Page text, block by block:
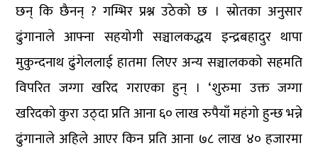
छन् कि छैनन् ? गम्भिर प्रश्न उठेको छ । स्रोतका अनुसार
ढुंगानाले आफ्ना सहयोगी सञ्चालकद्धय इन्द्रबहादुर थापा
मुकुन्दनाथ ढुंगेललाई हातमा लिएर अन्य सञ्चालकको सहमति
विपरित जग्गा खरिद गराएका हुन् । ‘शुरुमा उक्त जग्गा
खरिदको कुरा उठ्दा प्रति आना ६० लाख रुपैयाँ महंगो हुन्छ भन्ने
ढुंगानाले अहिले आएर किन प्रति आना ७८ लाख ४० हजारमा